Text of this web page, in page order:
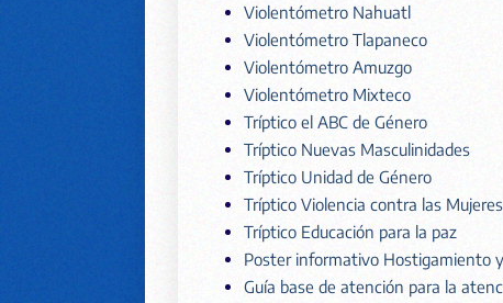
Violentómetro Nahuatl
Violentómetro Tlapaneco
Violentómetro Amuzgo
Violentómetro Mixteco
Tríptico el ABC de Género
Tríptico Nuevas Masculinidades
Tríptico Unidad de Género
Tríptico Violencia contra las Mujeres
Tríptico Educación para la paz
Poster informativo Hostigamiento
Guía base de atención para la